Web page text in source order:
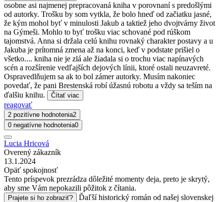
osobne asi najmenej prepracovaná kniha v porovnaní s predošlými
od autorky. Trošku by som vytkla, že bolo hneď od začiatku jasné,
že kým mohol byť v minulosti Jakub a taktiež jeho dvojtvárny život
na Gýmeši. Mohlo to byť trošku viac schované pod rúškom
tajomstvá. Anna si držala celú knihu rovnaký charakter postavy a u
Jakuba je prítomná zmena až na konci, keď v podstate prišiel o
všetko.... kniha nie je zlá ale žiadala si o trochu viac napínavých
scén a rozšírenie vedľajších dejových línii, ktoré ostali neuzavreté.
Ospravedlňujem sa ak to bol zámer autorky. Musím nakoniec
povedať, že pani Brestenská robí úžasnú robotu a vždy sa teším na
ďalšiu knihu.
Čítať viac
reagovať
2 pozitívne hodnotenia2
0 negatívne hodnotenia0
Lucia Hricová
Overený zákazník
13.1.2024
Opäť spokojnosť
Tento príspevok prezrádza dôležité momenty deja, preto je skrytý,
aby sme Vám nepokazili pôžitok z čítania.
Prajete si ho zobraziť?
Ďaľší historický román od našej slovenskej